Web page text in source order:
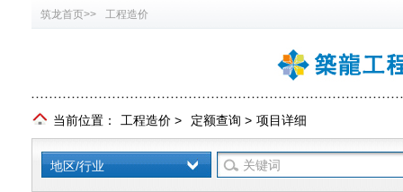
筑龙首页>> 工程造价
当前位置： 工程造价 > 定额查询 > 项目详细
地区/行业